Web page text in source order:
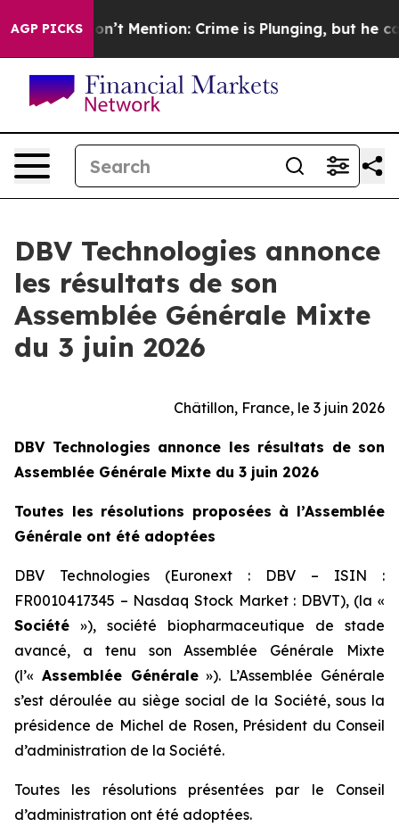
AGP PICKSWon’t Mention: Crime is Plunging, but he
DBV Technologies annonce
les résultats de son
Assemblée Générale Mixte
du 3 juin 2026
Châtillon, France, le 3 juin 2026
DBV Technologies annonce les résultats de son
Assemblée Générale Mixte du 3 juin 2026
Toutes les résolutions proposées à l’Assemblée
Générale ont été adoptées
DBV Technologies (Euronext : DBV – ISIN :
FR0010417345 – Nasdaq Stock Market : DBVT), (la «
Société »), société biopharmaceutique de stade
avancé, a tenu son Assemblée Générale Mixte
(l’« Assemblée Générale»). L’Assemblée Générale
s’est déroulée au siège social de la Société, sous la
présidence de Michel de Rosen, Président du Conseil
d’administration de la Société.
Toutes les résolutions présentées par le Conseil
d’administration ont été adoptées.